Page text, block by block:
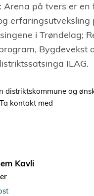
Arena på tvers er en
erfaringsutveksling
i Trøndelag;
Bygdevekst
ILAG.
distriktskommune og
kontakt med
Kavli